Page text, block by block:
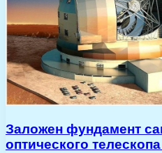
Заложен фундамент
оптического